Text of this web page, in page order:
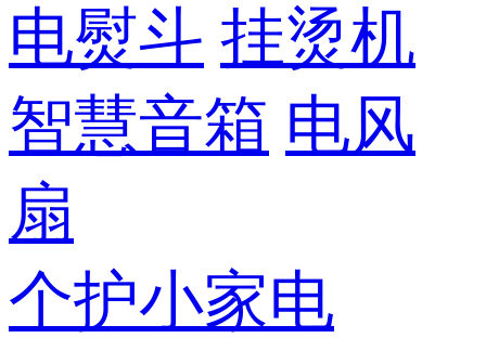
电熨斗 挂烫机
智慧音箱 电风
扇
个护小家电